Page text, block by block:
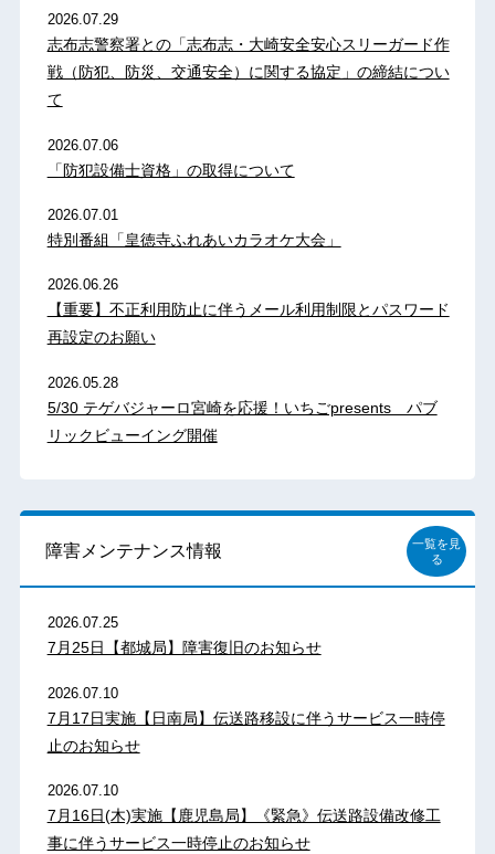
2026.07.29
志布志警察署との「志布志・大崎安全安心スリーガード作
戦（防犯、防災、交通安全）に関する協定」の締結につい
て
2026.07.06
「防犯設備士資格」の取得について
2026.07.01
特別番組「皇徳寺ふれあいカラオケ大会」
2026.06.26
【重要】不正利用防止に伴うメール利用制限とパスワード
再設定のお願い
2026.05.28
5/30 テゲバジャーロ宮崎を応援！いちごpresents パブ
リックビューイング開催
障害メンテナンス情報
一覧を見
る
2026.07.25
7月25日【都城局】障害復旧のお知らせ
2026.07.10
7月17日実施【日南局】伝送路移設に伴うサービス一時停
止のお知らせ
2026.07.10
7月16日(木)実施【鹿児島局】《緊急》伝送路設備改修工
事に伴うサービス一時停止のお知らせ